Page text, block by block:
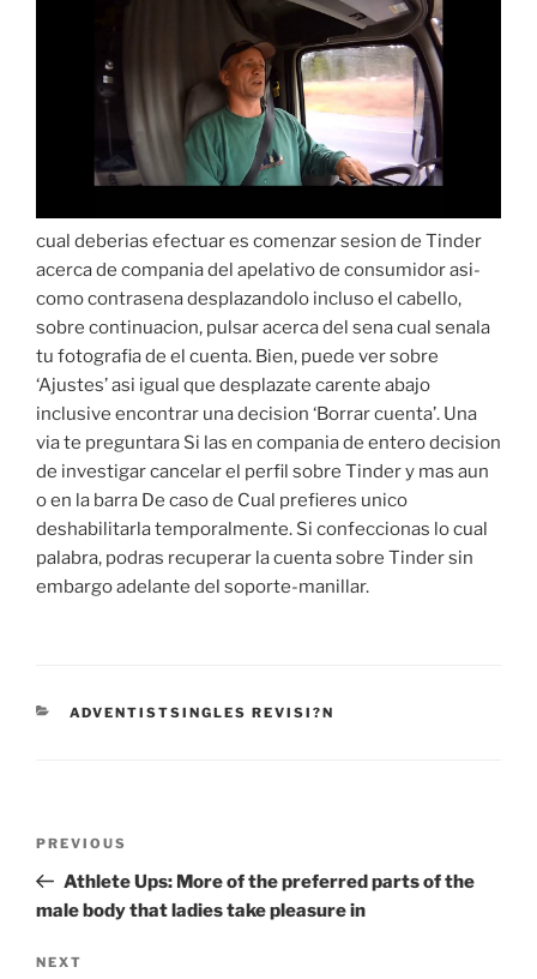
cual deberias efectuar es comenzar sesion de Tinder
acerca de compania del apelativo de consumidor asi­
como contrasena desplazandolo incluso el cabello,
sobre continuacion, pulsar acerca del sena cual senala
tu fotografia de el cuenta. Bien, puede ver sobre
‘Ajustes’ asi­ igual que desplazate carente abajo
inclusive encontrar una decision ‘Borrar cuenta’. Una
vi­a te preguntara Si las en compania de entero decision
de investigar cancelar el perfil sobre Tinder y mas aun
o en la barra De caso de Cual prefieres unico
deshabilitarla temporalmente. Si confeccionas lo cual
palabra, podras recuperar la cuenta sobre Tinder sin
embargo adelante del soporte-manillar.
CATEGORIES
ADVENTISTSINGLES REVISI?N
Previous
Post
PREVIOUS
Athlete Ups: More of the preferred parts of the
male body that ladies take pleasure in
Next
NEXT